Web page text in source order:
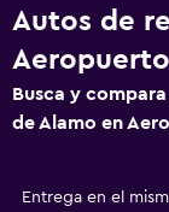
Autos de
Busca y
de Alamo en
Entrega en el